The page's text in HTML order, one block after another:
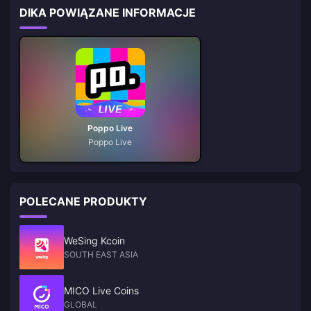
DIKA POWIĄZANE INFORMACJE
Poppo Live
Poppo Live
POLECANE PRODUKTY
WeSing Kcoin
SOUTH EAST ASIA
MICO Live Coins
GLOBAL